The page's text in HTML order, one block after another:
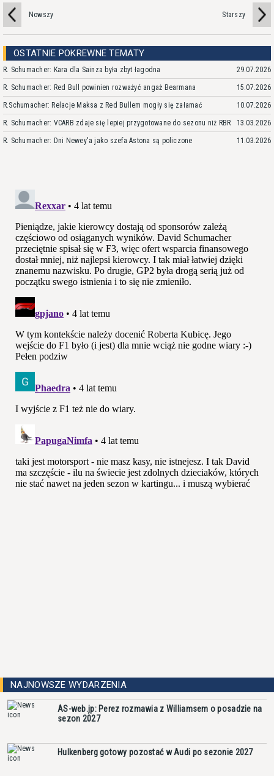
Nowszy Starszy
OSTATNIE POKREWNE TEMATY
R. Schumacher: Kara dla Sainza była zbyt łagodna 29.07.2026
R. Schumacher: Red Bull powinien rozważyć angaż Bearmana 15.07.2026
R.Schumacher: Relacje Maksa z Red Bullem mogły się załamać 10.07.2026
R. Schumacher: VCARB zdaje się lepiej przygotowane do sezonu niż RBR 13.03.2026
R. Schumacher: Dni Newey'a jako szefa Astona są policzone 11.03.2026
NAJNOWSZE WYDARZENIA
AS-web.jp: Perez rozmawia z Williamsem o posadzie na
sezon 2027
Hulkenberg gotowy pozostać w Audi po sezonie 2027